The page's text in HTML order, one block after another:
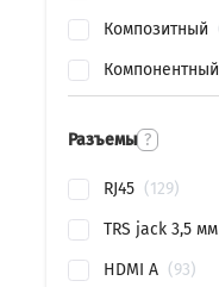
Композитный
Компонентный
Разъемы ?
RJ45
129
TRS jack 3,5 мм
HDMI A
93